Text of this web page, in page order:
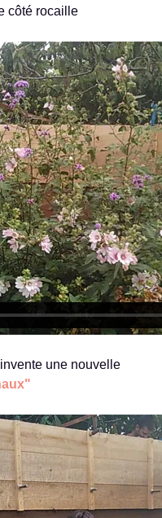
côté rocaille
une nouvelle